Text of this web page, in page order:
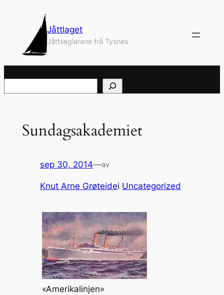
Jåttlaget
Jåttseglarane frå Tysnes
Sundagsakademiet
sep 30, 2014—av
Knut Arne Grøteidei Uncategorized
«Amerikalinjen»